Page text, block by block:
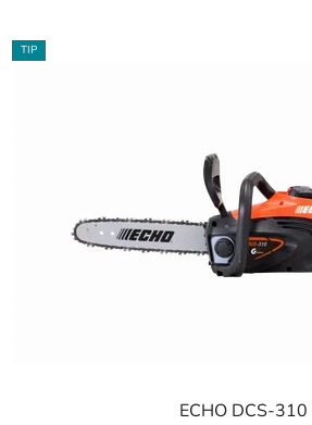
TIP
ECHO DCS-310